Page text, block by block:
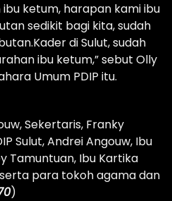
ketum, harapan kami ibu
sedikit bagi kita, sudah
di Sulut, sudah
ibu ketum,” sebut Olly
Umum PDIP itu.
Sekertaris, Franky
Sulut, Andrei Angouw, Ibu
Tamuntuan, Ibu Kartika
para tokoh agama dan
)